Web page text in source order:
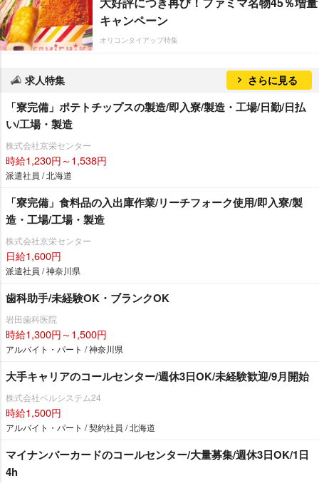
キャンペーン
オリコンタイアップ特集
求人特集 さらに見る
「寮完備」ポテトチップスの製造/即入寮/製造・工場/日勤/日払
い/工場・製造
株式会社京栄センター
時給1,230円～1,538円
派遣社員 / 北海道
「寮完備」食料品の入出庫作業/リーチフォーク使用/即入寮/製
造・工場/工場・製造
株式会社京栄センター
日給1,600円
派遣社員 / 神奈川県
歯科助手/未経験OK・ブランクOK
田歯科医院
時給1,300円～1,500円
アルバイト・パート / 神奈川県
大手キャリアのコールセンター/週休3日OK/未経験歓迎/9月開始
株式会社ベルシステム24
時給1,500円
アルバイト・パート / 契約社員 / 北海道
マイナンバーカードのコールセンター/大量募集/週休3日OK/1日
4h